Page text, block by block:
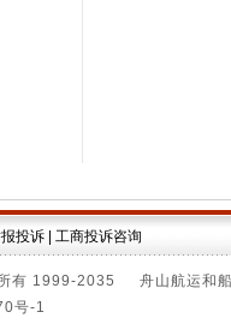
投诉 工商投诉咨询
有 1999-2035 舟山航运和船
号-1